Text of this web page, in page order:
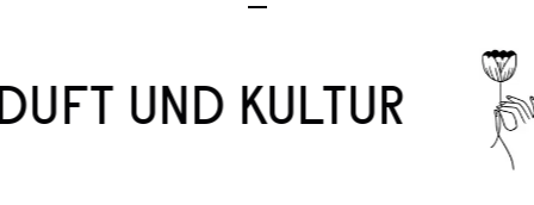
UND KULTUR